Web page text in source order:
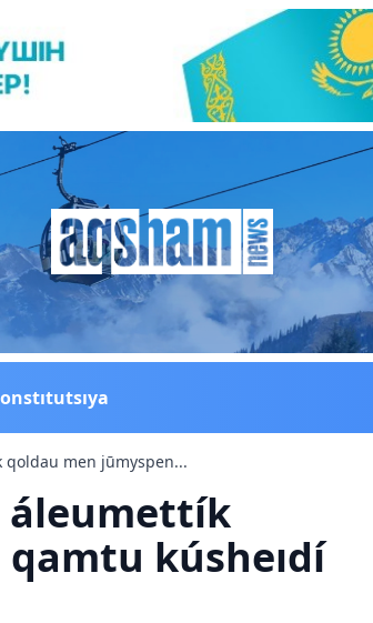
qoldau men jūmyspen...
áleumettík
kúsheıdí